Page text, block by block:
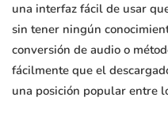
una interfaz fácil de usar
sin tener ningún
conversión de audio o
fácilmente que el
una posición popular entre